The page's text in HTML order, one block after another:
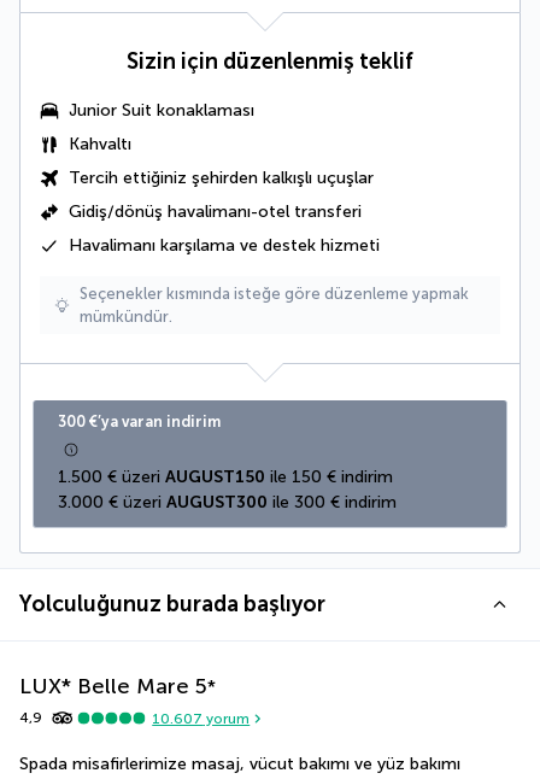
Sizin için düzenlenmiş teklif
Junior Suit konaklaması
Kahvaltı
Tercih ettiğiniz şehirden kalkışlı uçuşlar
Gidiş/dönüş havalimanı-otel transferi
Havalimanı karşılama ve destek hizmeti
Seçenekler kısmında isteğe göre düzenleme yapmak
mümkündür.
300 €’ya varan indirim
1.500 € üzeri AUGUST150 ile 150 € indirim
3.000 € üzeri AUGUST300 ile 300 € indirim
Yolculuğunuz burada başlıyor
LUX* Belle Mare 5*
4,9 10.607 yorum
Spada misafirlerimize masaj, vücut bakımı ve yüz bakımı